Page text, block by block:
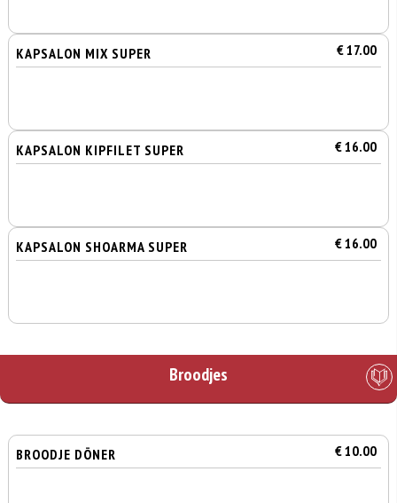
KAPSALON MIX SUPER € 17.00
KAPSALON KIPFILET SUPER € 16.00
KAPSALON SHOARMA SUPER € 16.00
Broodjes
BROODJE DÖNER € 10.00